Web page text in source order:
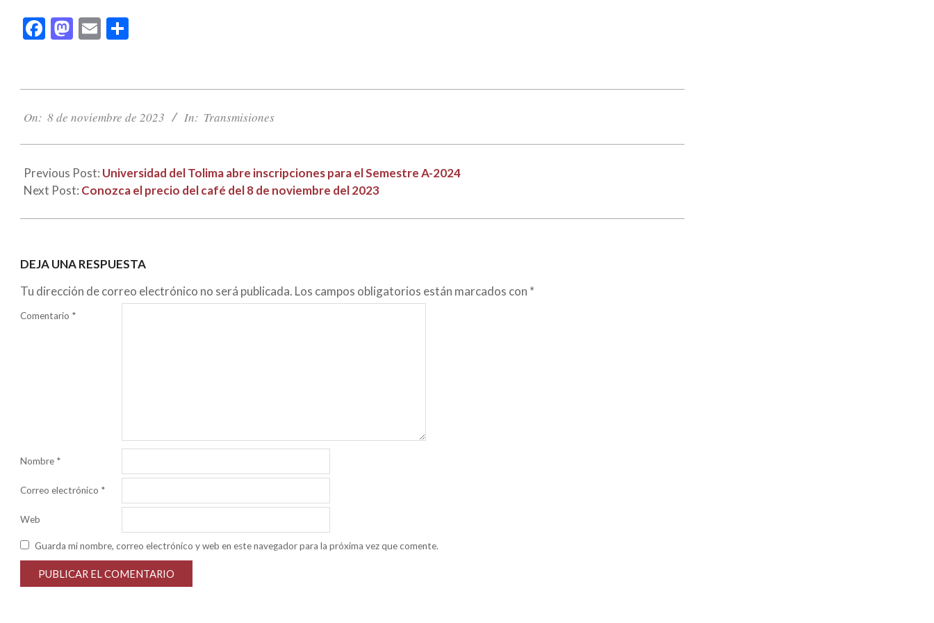
Facebook
Mastodon
Email
11-
On: 8 de noviembre de 2023 In: Transmisiones
Previous Post: Universidad del Tolima abre inscripciones para el Semestre A-2024
Next Post: Conozca el precio del café del 8 de noviembre del 2023
DEJA UNA RESPUESTA
Tu dirección de correo electrónico no será publicada. Los campos obligatorios están marcados con *
Comentario *
Nombre *
Correo electrónico *
Web
Guarda mi nombre, correo electrónico y web en este navegador para la próxima vez que comente.